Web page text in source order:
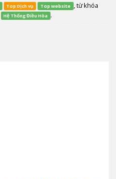
Top Dịch vụ Top website , từ khóa
Hệ Thống Điều Hòa .